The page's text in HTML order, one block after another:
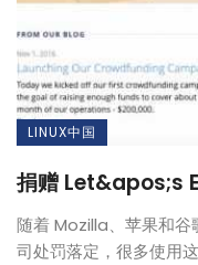
LINUX中国
捐赠 Let&apos;s
随着 Mozilla、苹果和
司处罚落定，很多使用